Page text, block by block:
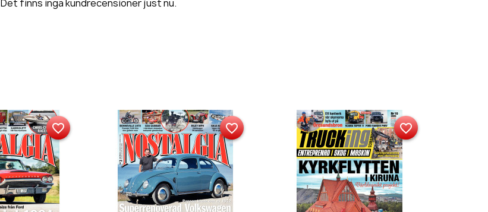
Det finns inga kundrecensioner just nu.
favorite_border favorite_border favorite_border